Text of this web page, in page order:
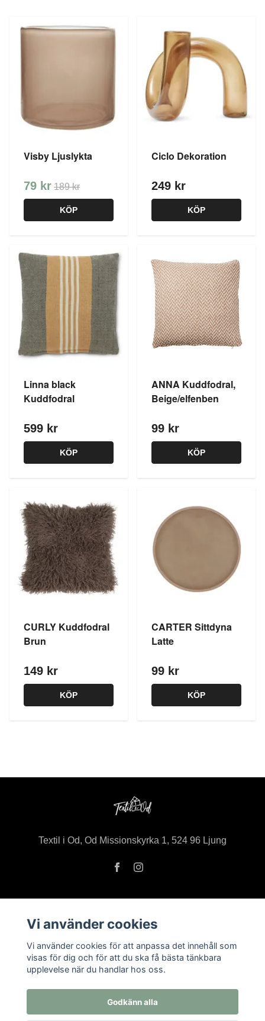
Visby Ljuslykta
79 kr 189 kr
KÖP
Ciclo Dekoration
249 kr
KÖP
Linna black
Kuddfodral
599 kr
KÖP
ANNA Kuddfodral,
Beige/elfenben
99 kr
KÖP
CURLY Kuddfodral
Brun
149 kr
KÖP
CARTER Sittdyna
Latte
99 kr
KÖP
Textil i Od, Od Missionskyrka 1, 524 96 Ljung
Om oss
Öppettider i butiken
Kontakt
Returer
Vi använder cookies
Vi använder cookies för att anpassa det innehåll som
visas för dig och för att du ska få bästa tänkbara
upplevelse när du handlar hos oss.
Godkänn alla